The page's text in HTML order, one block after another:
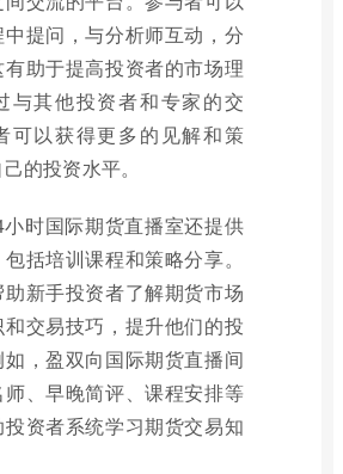
提问，与分析师互动，分
助于提高投资者的市场理
与其他投资者和专家的交
可以获得更多的见解和策
的投资水平。
时国际期货直播室还提供
括培训课程和策略分享。
新手投资者了解期货市场
交易技巧，提升他们的投
，盈双向国际期货直播间
、早晚简评、课程安排等
资者系统学习期货交易知